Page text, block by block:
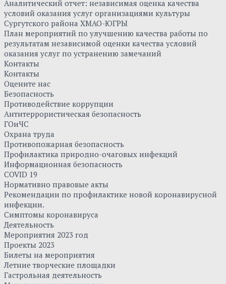
Аналитический отчет: независимая оценка качества
условий оказания услуг организациями культуры
Сургутского района ХМАО-ЮГРЫ
План мероприятий по улучшению качества работы по
результатам независимой оценки качества условий
оказания услуг по устранению замечаний
Контакты
Контакты
Оцените нас
Безопасность
Противодействие коррупции
Антитеррористическая безопасность
ГОиЧС
Охрана труда
Противопожарная безопасность
Профилактика природно-очаговых инфекций
Информационная безопасность
COVID 19
Нормативно правовые акты
Рекомендации по профилактике новой коронавирусной
инфекции.
Симптомы коронавируса
Деятельность
Мероприятия 2023 год
Проекты 2023
Билеты на мероприятия
Летние творческие площадки
Гастрольная деятельность